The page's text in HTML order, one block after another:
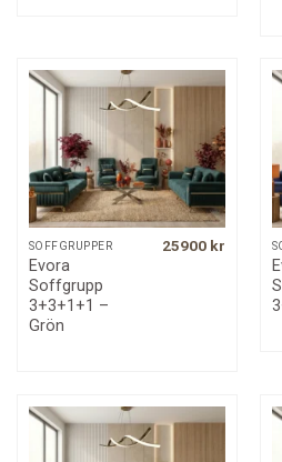
SOFFGRUPPER
Evora
Soffgrupp
3+3+1+1 –
Grön
25900 kr